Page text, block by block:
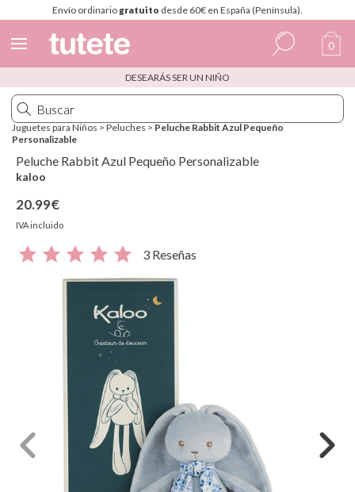
Envío ordinariogratuito desde 60€ en España (Península).
Español
Italiano
Inglés
0
DESEARÁS SER UN NIÑO
Juguetes para Niños > Peluches > Peluche Rabbit Azul Pequeño
Personalizable
Peluche Rabbit Azul Pequeño Personalizable
kaloo
20.99€
IVA incluido
3 Reseñas